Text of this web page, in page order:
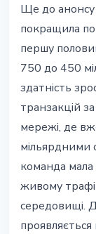
Ще до анонсу
покращила
першу
750 до 450
здатність
транзакцій
мережі, де
мільярдними
команда
живому
середовищі.
проявляється